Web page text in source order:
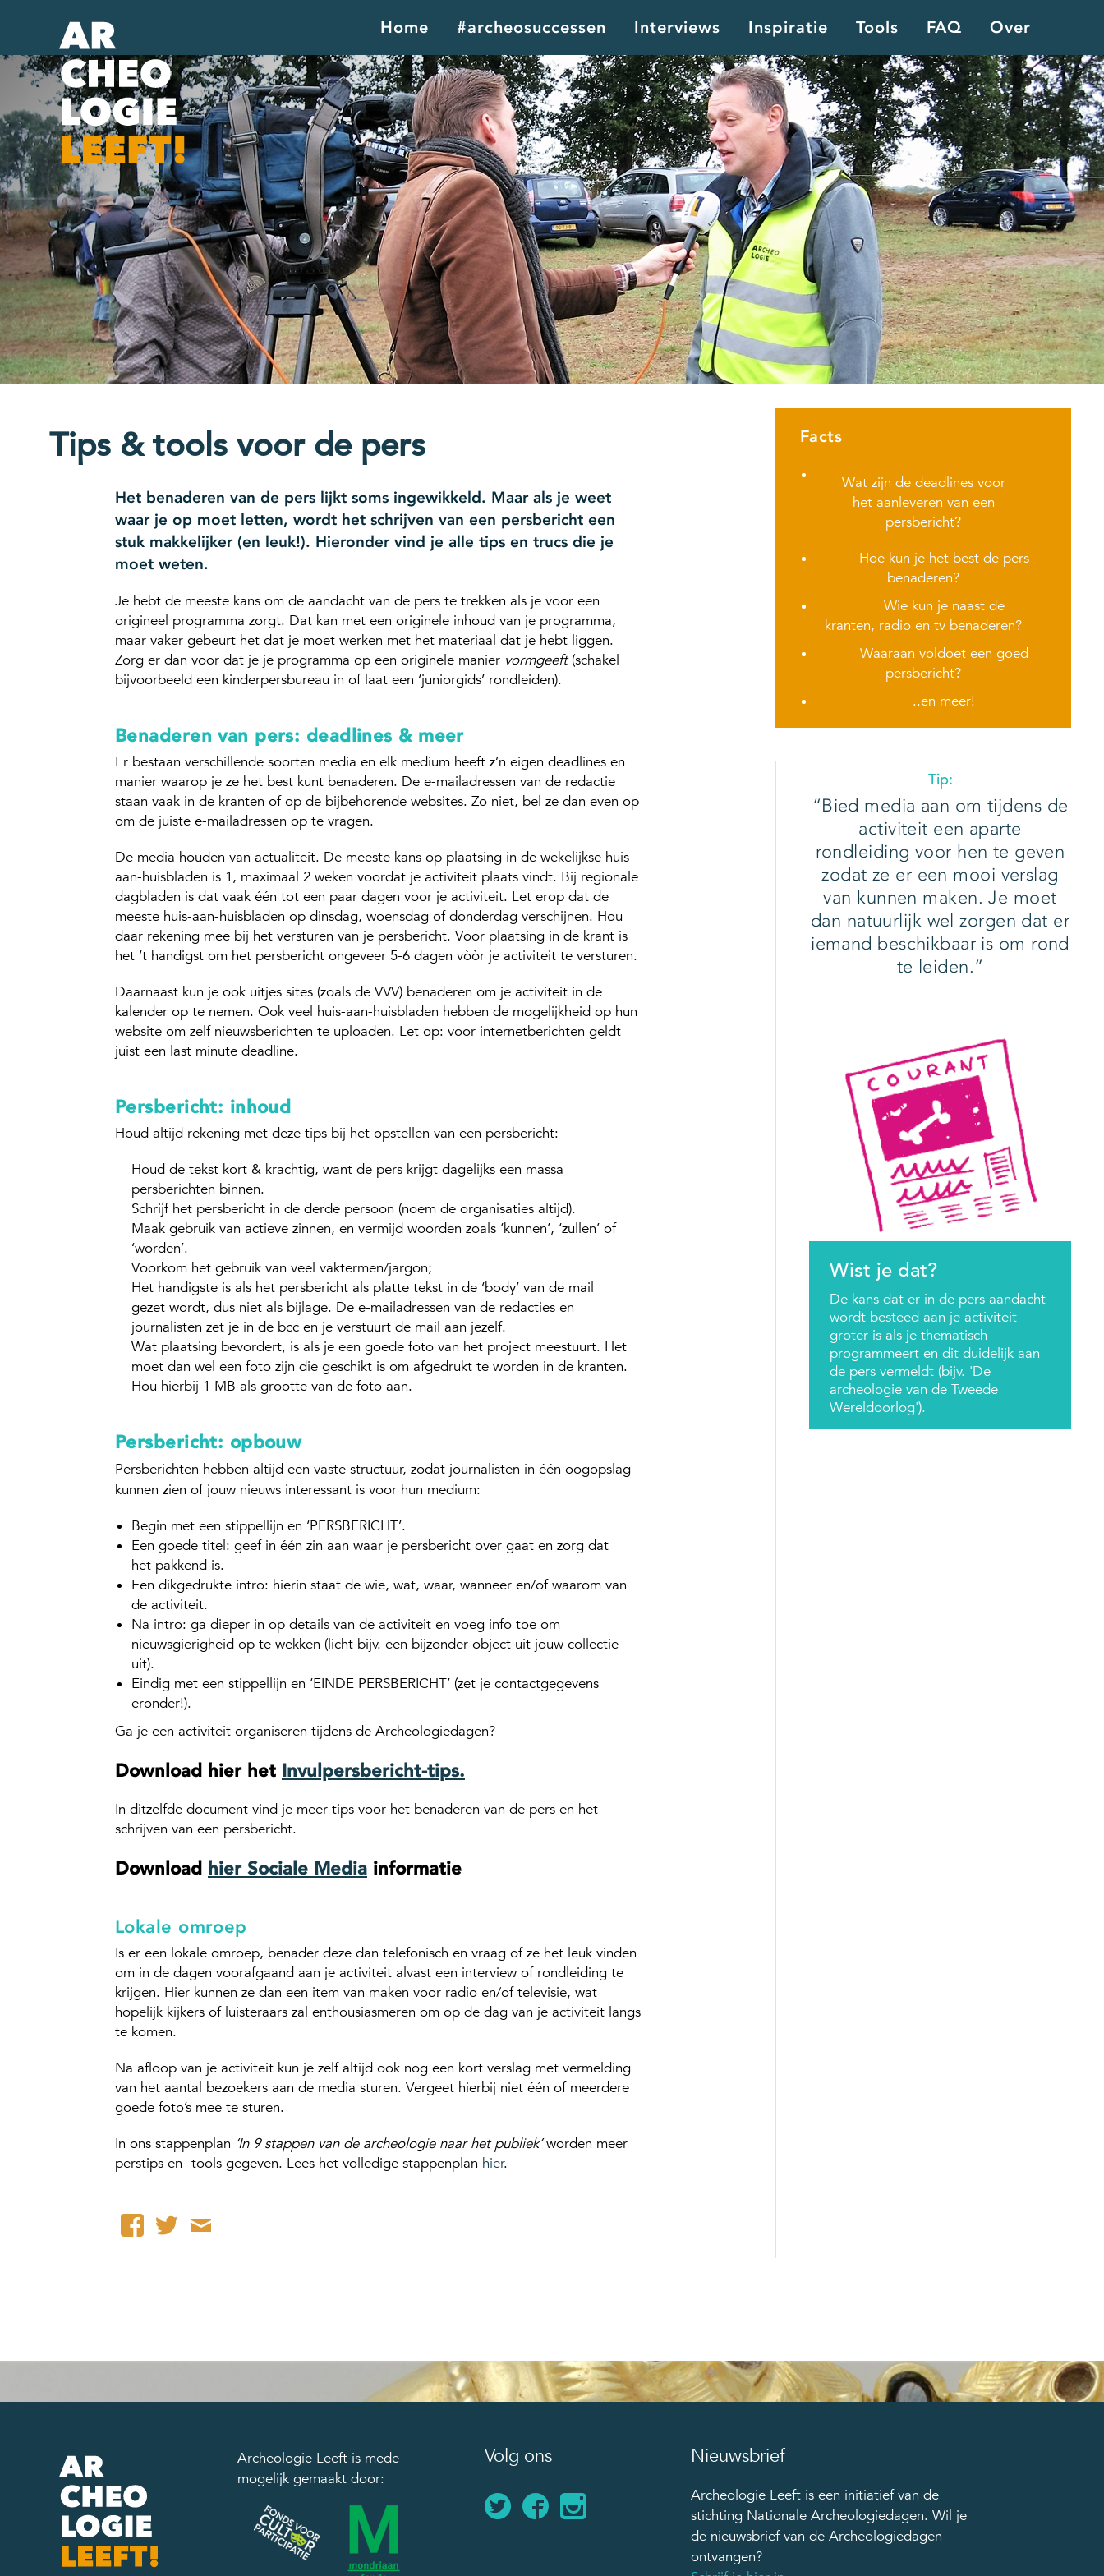
Home #archeosuccessen Interviews Inspiratie Tools FAQ Over
Tips & tools voor de pers
Het benaderen van de pers lijkt soms ingewikkeld. Maar als je weet
waar je op moet letten, wordt het schrijven van een persbericht een
stuk makkelijker (en leuk!). Hieronder vind je alle tips en trucs die je
moet weten.
Je hebt de meeste kans om de aandacht van de pers te trekken als je voor een
origineel programma zorgt. Dat kan met een originele inhoud van je programma,
maar vaker gebeurt het dat je moet werken met het materiaal dat je hebt liggen.
Zorg er dan voor dat je je programma op een originele manier vormgeeft(schakel
bijvoorbeeld een kinderpersbureau in of laat een ‘juniorgids’ rondleiden).
Benaderen van pers: deadlines & meer
Er bestaan verschillende soorten media en elk medium heeft z’n eigen deadlines en
manier waarop je ze het best kunt benaderen. De e-mailadressen van de redactie
staan vaak in de kranten of op de bijbehorende websites. Zo niet, bel ze dan even op
om de juiste e-mailadressen op te vragen.
De media houden van actualiteit. De meeste kans op plaatsing in de wekelijkse huis-
aan-huisbladen is 1, maximaal 2 weken voordat je activiteit plaats vindt. Bij regionale
dagbladen is dat vaak één tot een paar dagen voor je activiteit. Let erop dat de
meeste huis-aan-huisbladen op dinsdag, woensdag of donderdag verschijnen. Hou
daar rekening mee bij het versturen van je persbericht. Voor plaatsing in de krant is
het ‘t handigst om het persbericht ongeveer 5-6 dagen vòòr je activiteit te versturen.
Daarnaast kun je ook uitjes sites (zoals de VVV) benaderen om je activiteit in de
kalender op te nemen. Ook veel huis-aan-huisbladen hebben de mogelijkheid op hun
website om zelf nieuwsberichten te uploaden. Let op: voor internetberichten geldt
juist een last minute deadline.
Persbericht: inhoud
Houd altijd rekening met deze tips bij het opstellen van een persbericht:
Houd de tekst kort & krachtig, want de pers krijgt dagelijks een massa
persberichten binnen.
Schrijf het persbericht in de derde persoon (noem de organisaties altijd).
Maak gebruik van actieve zinnen, en vermijd woorden zoals ‘kunnen’, ‘zullen’ of
‘worden’.
Voorkom het gebruik van veel vaktermen/jargon;
Het handigste is als het persbericht als platte tekst in de ‘body’ van de mail
gezet wordt, dus niet als bijlage. De e-mailadressen van de redacties en
journalisten zet je in de bcc en je verstuurt de mail aan jezelf.
Wat plaatsing bevordert, is als je een goede foto van het project meestuurt. Het
moet dan wel een foto zijn die geschikt is om afgedrukt te worden in de kranten.
Hou hierbij 1 MB als grootte van de foto aan.
Persbericht: opbouw
Persberichten hebben altijd een vaste structuur, zodat journalisten in één oogopslag
kunnen zien of jouw nieuws interessant is voor hun medium:
Begin met een stippellijn en ‘PERSBERICHT’.
Een goede titel: geef in één zin aan waar je persbericht over gaat en zorg dat
het pakkend is.
Een dikgedrukte intro: hierin staat de wie, wat, waar, wanneer en/of waarom van
de activiteit.
Na intro: ga dieper in op details van de activiteit en voeg info toe om
nieuwsgierigheid op te wekken (licht bijv. een bijzonder object uit jouw collectie
uit).
Eindig met een stippellijn en ‘EINDE PERSBERICHT’ (zet je contactgegevens
eronder!).
Ga je een activiteit organiseren tijdens de Archeologiedagen?
Download hier het Invulpersbericht-tips.
In ditzelfde document vind je meer tips voor het benaderen van de pers en het
schrijven van een persbericht.
Download hier Sociale Media informatie
Lokale omroep
Is er een lokale omroep, benader deze dan telefonisch en vraag of ze het leuk vinden
om in de dagen voorafgaand aan je activiteit alvast een interview of rondleiding te
krijgen. Hier kunnen ze dan een item van maken voor radio en/of televisie, wat
hopelijk kijkers of luisteraars zal enthousiasmeren om op de dag van je activiteit langs
te komen.
Na afloop van je activiteit kun je zelf altijd ook nog een kort verslag met vermelding
van het aantal bezoekers aan de media sturen. Vergeet hierbij niet één of meerdere
goede foto’s mee te sturen.
In ons stappenplan ‘In 9 stappen van de archeologie naar het publiek’worden meer
perstips en -tools gegeven. Lees het volledige stappenplan hier.
Facts
Wat zijn de deadlines voor
het aanleveren van een
persbericht?
Hoe kun je het best de pers
benaderen?
Wie kun je naast de
kranten, radio en tv benaderen?
Waaraan voldoet een goed
persbericht?
..en meer!
Tip:
Bied media aan om tijdens de
activiteit een aparte
rondleiding voor hen te geven
zodat ze er een mooi verslag
van kunnen maken. Je moet
dan natuurlijk wel zorgen dat er
iemand beschikbaar is om rond
te leiden.
Wist je dat?
De kans dat er in de pers aandacht
wordt besteed aan je activiteit
groter is als je thematisch
programmeert en dit duidelijk aan
de pers vermeldt (bijv. 'De
archeologie van de Tweede
Wereldoorlog').
Archeologie Leeft is mede
mogelijk gemaakt door:
Volg ons Nieuwsbrief
Archeologie Leeft is een initiatief van de
stichting Nationale Archeologiedagen. Wil je
de nieuwsbrief van de Archeologiedagen
ontvangen?